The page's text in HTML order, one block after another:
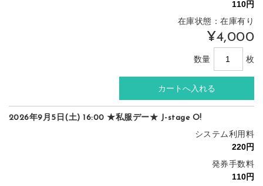
在庫状態：在庫有り
¥4,000
数量 枚
2026年9月5日(土) 16:00 ★私服デー★ J-stage O!
システム利用料
発券手数料